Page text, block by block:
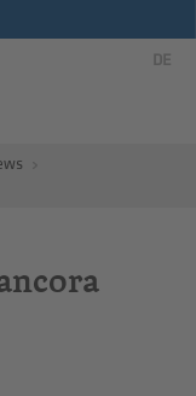
DE